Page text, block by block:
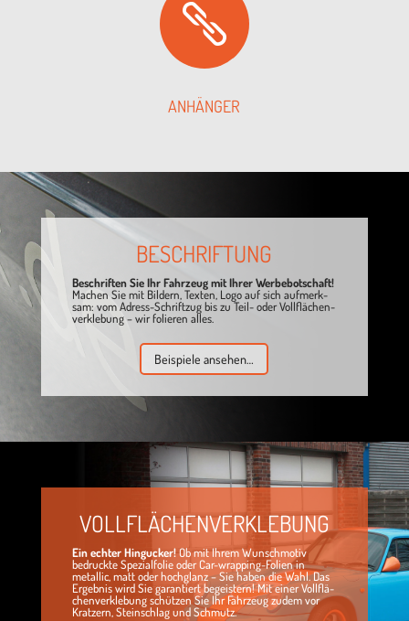

ANHÄN­GER
BESCHRIF­TUNG
Beschrif­ten Sie Ihr Fahr­zeug mit Ihrer Wer­be­bot­schaft!
Machen Sie mit Bil­dern, Tex­ten, Logo auf sich auf­merk­
sam: vom Adress-Schrift­zug bis zu Teil- oder Voll­flä­chen­
ver­kle­bung – wir folie­ren alles.
Bei­spiele ansehen…
VOLL­FLÄ­CHEN­VER­KLE­BUNG
Ein ech­ter Hin­gu­cker!Ob mit Ihrem Wunsch­mo­tiv
bedruckte Spe­zi­al­fo­lie oder Car-wrap­ping-Folien in
metal­lic, matt oder hoch­glanz – Sie haben die Wahl. Das
Ergeb­nis wird Sie garan­tiert begeis­tern! Mit einer Voll­flä­
chen­ver­kle­bung schüt­zen Sie Ihr Fahr­zeug zudem vor
Krat­zern, Stein­schlag und Schmutz.